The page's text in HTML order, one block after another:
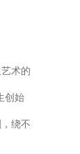
术的
创始
绕不